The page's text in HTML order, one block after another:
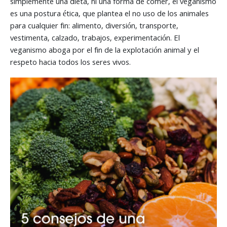
es una postura ética, que plantea el no uso de los animales
para cualquier fin: alimento, diversión, transporte,
vestimenta, calzado, trabajos, experimentación. El
veganismo aboga por el fin de la explotación animal y el
respeto hacia todos los seres vivos.